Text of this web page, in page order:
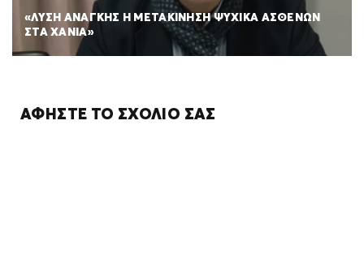
«ΛΥΣΗ ΑΝΑΓΚΗΣ Η ΜΕΤΑΚΙΝΗΣΗ ΨΥΧΙΚΑ ΑΣΘΕΝΩΝ
ΣΤΑ ΧΑΝΙΑ»
ΑΦΉΣΤΕ ΤΟ ΣΧΌΛΙΌ ΣΑΣ